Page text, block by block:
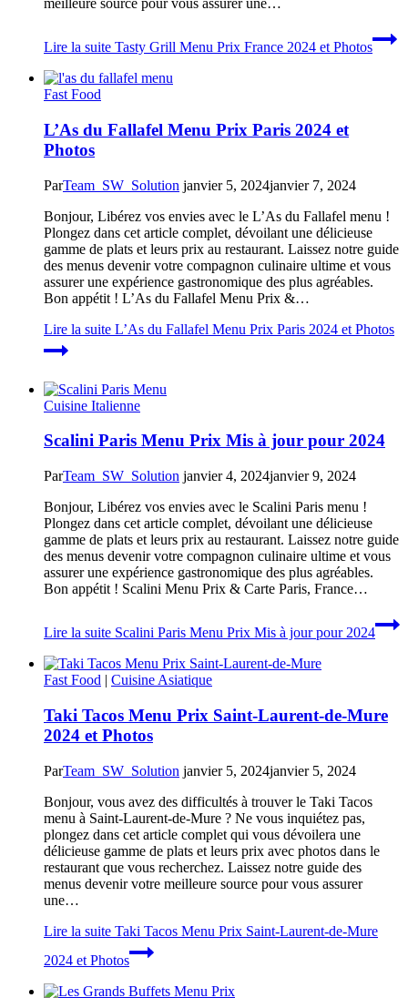
meilleure source pour vous assurer une…
Lire la suite Tasty Grill Menu Prix France 2024 et Photos
Fast Food
L’As du Fallafel Menu Prix Paris 2024 et
Photos
ParTeam_SW_Solution janvier 5, 2024janvier 7, 2024
Bonjour, Libérez vos envies avec le L’As du Fallafel menu !
Plongez dans cet article complet, dévoilant une délicieuse
gamme de plats et leurs prix au restaurant. Laissez notre guide
des menus devenir votre compagnon culinaire ultime et vous
assurer une expérience gastronomique des plus agréables.
Bon appétit ! L’As du Fallafel Menu Prix &…
Lire la suite L’As du Fallafel Menu Prix Paris 2024 et Photos
Cuisine Italienne
Scalini Paris Menu Prix Mis à jour pour 2024
ParTeam_SW_Solution janvier 4, 2024janvier 9, 2024
Bonjour, Libérez vos envies avec le Scalini Paris menu !
Plongez dans cet article complet, dévoilant une délicieuse
gamme de plats et leurs prix au restaurant. Laissez notre guide
des menus devenir votre compagnon culinaire ultime et vous
assurer une expérience gastronomique des plus agréables.
Bon appétit ! Scalini Menu Prix & Carte Paris, France…
Lire la suite Scalini Paris Menu Prix Mis à jour pour 2024
Fast Food | Cuisine Asiatique
Taki Tacos Menu Prix Saint-Laurent-de-Mure
2024 et Photos
ParTeam_SW_Solution janvier 5, 2024janvier 5, 2024
Bonjour, vous avez des difficultés à trouver le Taki Tacos
menu à Saint-Laurent-de-Mure ? Ne vous inquiétez pas,
plongez dans cet article complet qui vous dévoilera une
délicieuse gamme de plats et leurs prix avec photos dans le
restaurant que vous recherchez. Laissez notre guide des
menus devenir votre meilleure source pour vous assurer
une…
Lire la suite Taki Tacos Menu Prix Saint-Laurent-de-Mure
2024 et Photos